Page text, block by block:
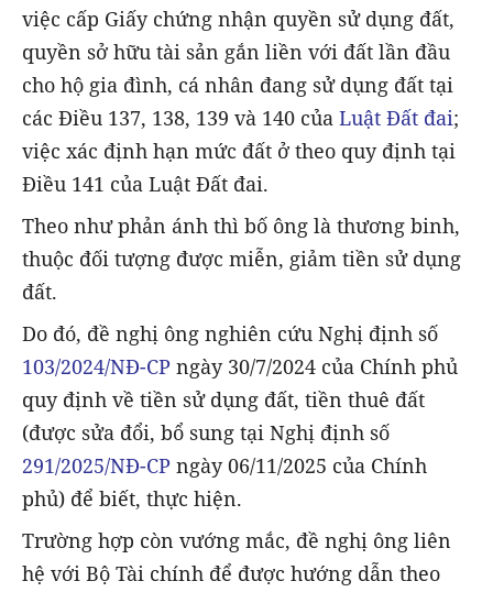
việc cấp Giấy chứng nhận quyền sử dụng đất,
quyền sở hữu tài sản gắn liền với đất lần đầu
cho hộ gia đình, cá nhân đang sử dụng đất tại
các Điều 137, 138, 139 và 140 của Luật Đất đai;
việc xác định hạn mức đất ở theo quy định tại
Điều 141 của Luật Đất đai.
Theo như phản ánh thì bố ông là thương binh,
thuộc đối tượng được miễn, giảm tiền sử dụng
đất.
Do đó, đề nghị ông nghiên cứu Nghị định số
103/2024/NĐ-CP ngày 30/7/2024 của Chính phủ
quy định về tiền sử dụng đất, tiền thuê đất
(được sửa đổi, bổ sung tại Nghị định số
291/2025/NĐ-CP ngày 06/11/2025 của Chính
phủ) để biết, thực hiện.
Trường hợp còn vướng mắc, đề nghị ông liên
hệ với Bộ Tài chính để được hướng dẫn theo